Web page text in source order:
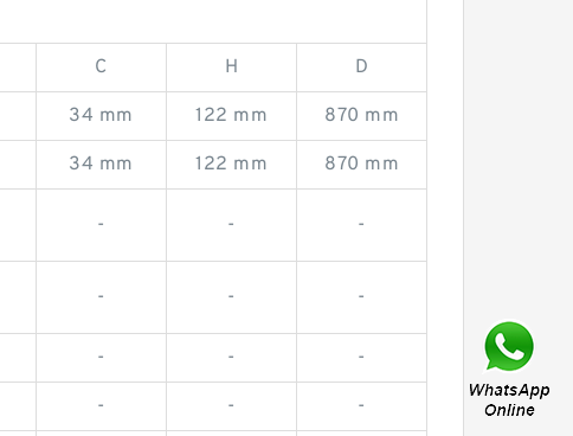
C H D
34 mm 122 mm 870 mm
34 mm 122 mm 870 mm
- - -
- - -
- - -
- - -